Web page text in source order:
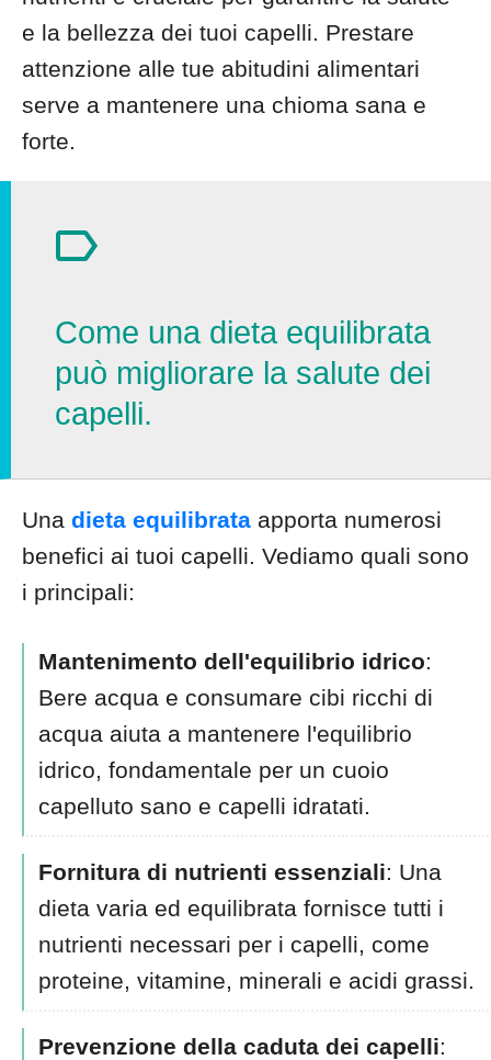
e la bellezza dei tuoi capelli. Prestare
attenzione alle tue abitudini alimentari
serve a mantenere una chioma sana e
forte.
Come una dieta equilibrata
può migliorare la salute dei
capelli.
Una dieta equilibrata apporta numerosi
benefici ai tuoi capelli. Vediamo quali sono
i principali:
Mantenimento dell'equilibrio idrico:
Bere acqua e consumare cibi ricchi di
acqua aiuta a mantenere l'equilibrio
idrico, fondamentale per un cuoio
capelluto sano e capelli idratati.
Fornitura di nutrienti essenziali: Una
dieta varia ed equilibrata fornisce tutti i
nutrienti necessari per i capelli, come
proteine, vitamine, minerali e acidi grassi.
Prevenzione della caduta dei capelli: